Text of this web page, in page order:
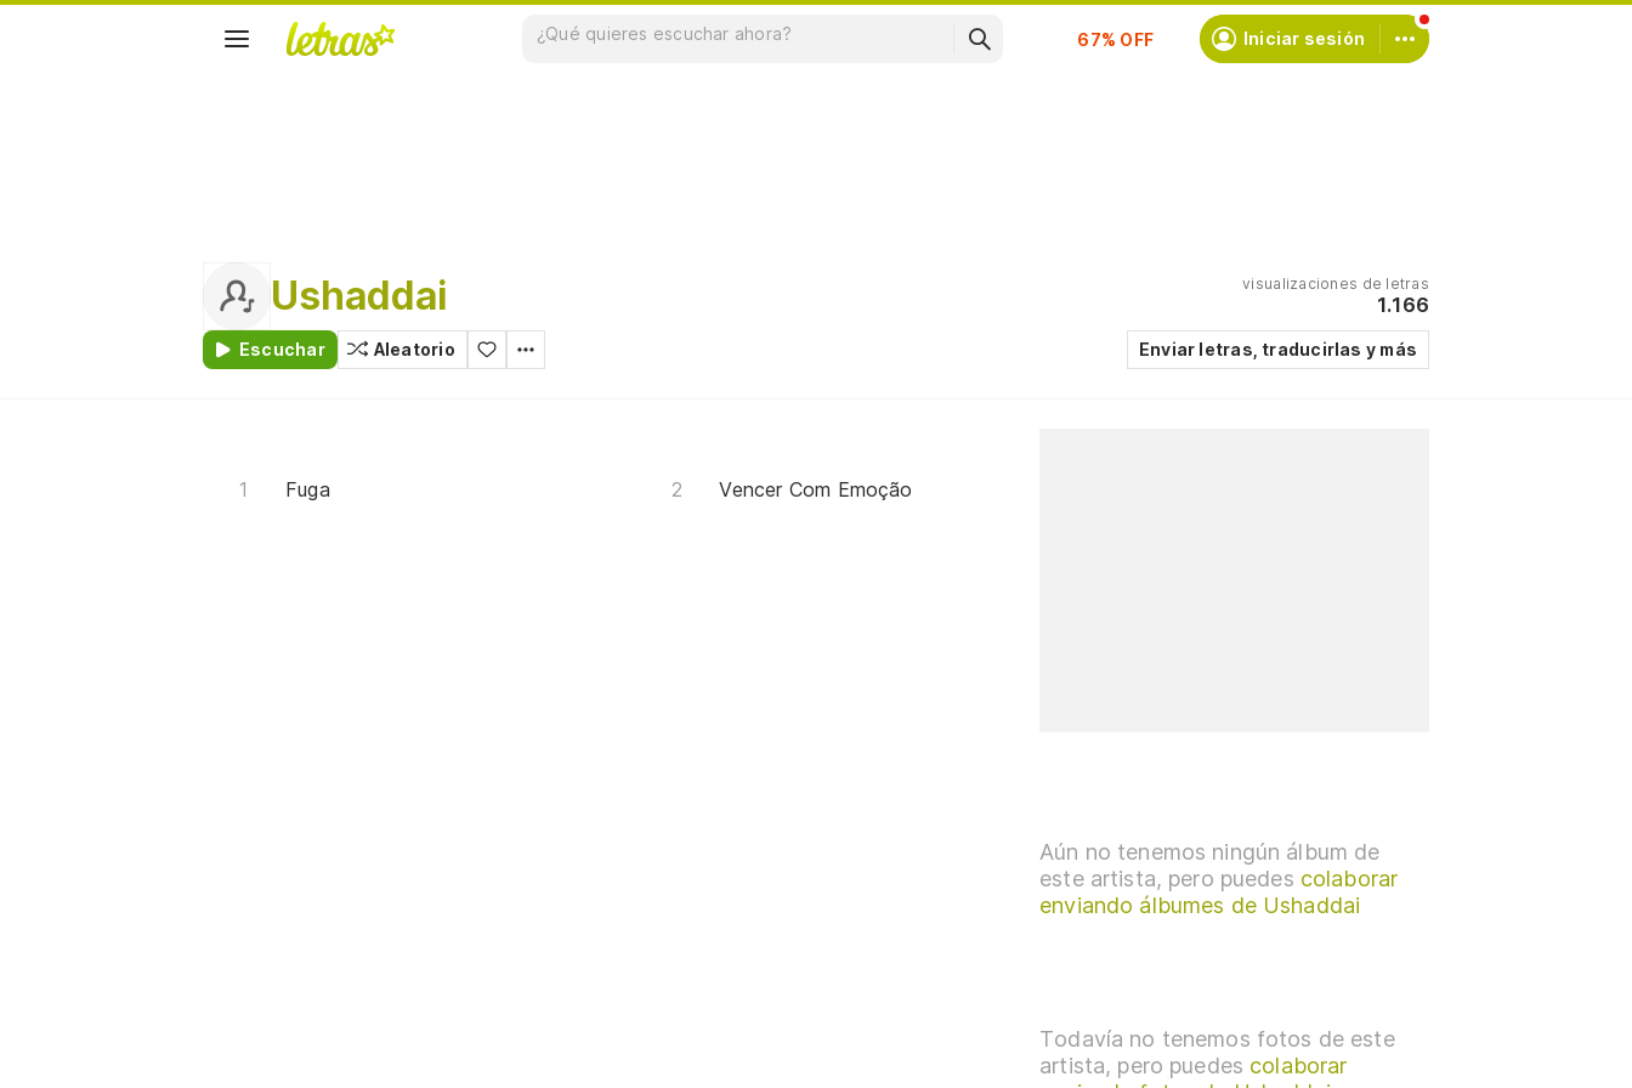
Suscríbete Iniciar sesión
Ushaddai
Escuchar Aleatorio
visualizaciones de letras
1.166
Enviar letras, traducirlas y más
Fuga Vencer Com Emoção
Aún no tenemos ningún álbum de
este artista, pero puedes colaborar
enviando álbumes de Ushaddai
Todavía no tenemos fotos de este
artista, pero puedes colaborar